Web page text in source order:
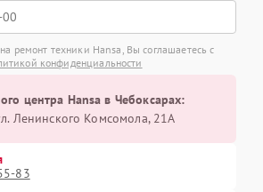
ремонт техники Hansa, Вы соглашаетесь с
конфиденциальности
центра Hansa в Чебоксарах:
Ленинского Комсомола, 21А
83